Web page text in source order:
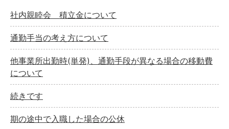
社内親睦会 積立金について
通勤手当の考え方について
他事業所出勤時(単発)、通勤手段が異なる場合の移動費
について
続きです
期の途中で入職した場合の公休